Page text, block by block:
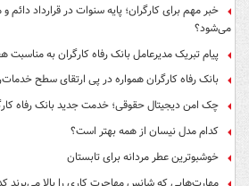
خبر مهم برای کارگران؛ پایه سنوات در قرارداد
می‌شود؟
پیام تبریک مدیرعامل بانک رفاه کارگران به مناسبت
بانک رفاه کارگران همواره در پی ارتقای سطح
چک امن دیجیتال حقوقی؛ خدمت جدید بانک رفاه
کدام مدل نیسان از همه بهتر است؟
خوشبوترین عطر مردانه برای تابستان
مهارت‌هایی که شانس مهاجرت کاری را بالا می‌برند